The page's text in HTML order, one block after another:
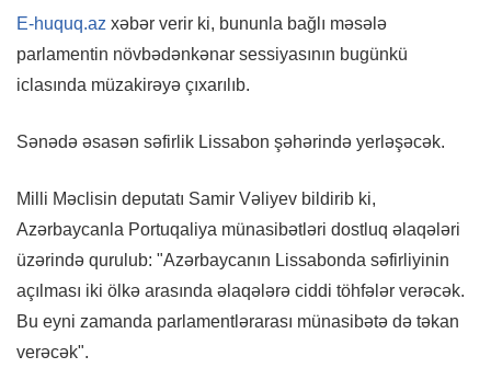
E-huquq.az xəbər verir ki, bununla bağlı məsələ
parlamentin növbədənkənar sessiyasının bugünkü
iclasında müzakirəyə çıxarılıb.
Sənədə əsasən səfirlik Lissabon şəhərində yerləşəcək.
Milli Məclisin deputatı Samir Vəliyev bildirib ki,
Azərbaycanla Portuqaliya münasibətləri dostluq əlaqələri
üzərində qurulub: "Azərbaycanın Lissabonda səfirliyinin
açılması iki ölkə arasında əlaqələrə ciddi töhfələr verəcək.
Bu eyni zamanda parlamentlərarası münasibətə də təkan
verəcək".